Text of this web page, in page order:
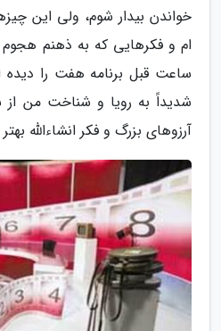
خواندن بیدار شوم، ولی این
ام و فکرهایی که به ذهنم
ساعت قبل برنامه هفت را دیده
شدیداً به رویا و شناخت من از
آرزوهای بزرگ و فکر انشاءالله